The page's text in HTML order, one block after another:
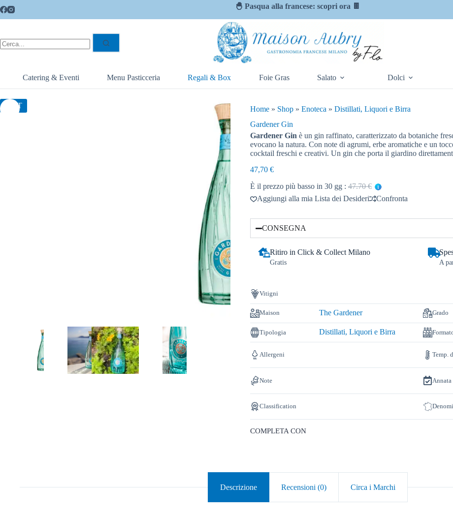
🐣 Pasqua alla francese: scopri ora 🍫
Catering & Eventi Menu Pasticceria Regali & Box Foie Gras Salato Dolci
HOT Home» Shop» Enoteca » Distillati, Liquori e Birra
Gardener Gin
Gardener Gin è un gin raffinato, caratterizzato da botaniche
evocano la natura. Con note di agrumi, erbe aromatiche e un
cocktail freschi e creativi. Un gin che porta il giardino
47,70 €
È il prezzo più basso in 30 gg : 47.70 €
Aggiungi alla mia Lista dei Desideri
Confronta
CONSEGNA
Ritiro in Click & Collect Milano
Gratis A
Vitigni
Maison The Gardener Grado
Tipologia Distillati, Liquori e Birra
Allergeni Temp.
Note Annata
Classification
COMPLETA CON
Descrizione Recensioni (0) Circa i Marchi